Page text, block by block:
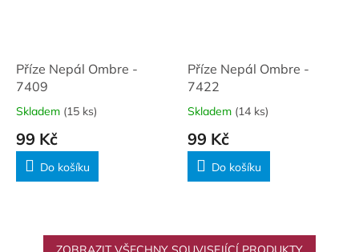
Příze Nepál Ombre -
7409
Skladem (15 ks)
99 Kč
Do košíku
Příze Nepál Ombre -
7422
Skladem (14 ks)
99 Kč
Do košíku